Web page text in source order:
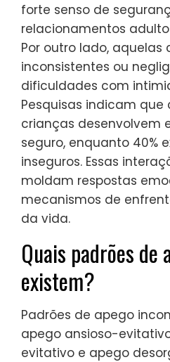
forte senso de
relacionamentos
Por outro lado, aquelas
inconsistentes ou
dificuldades com
Pesquisas indicam que
crianças desenvolvem
seguro, enquanto 40%
inseguros. Essas
moldam respostas
mecanismos de
da vida.
Quais padrões de
existem?
Padrões de apego
apego ansioso-
evitativo e apego